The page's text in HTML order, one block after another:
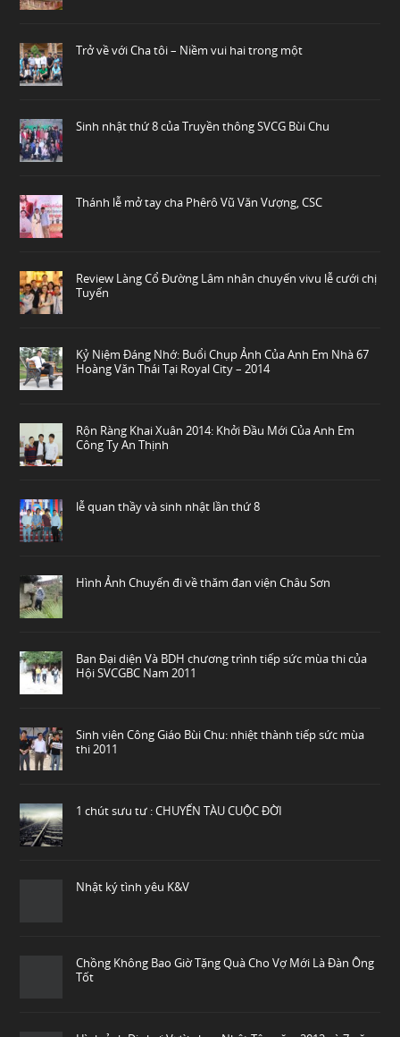
Trở về với Cha tôi – Niềm vui hai trong một
Sinh nhật thứ 8 của Truyền thông SVCG Bùi Chu
Thánh lễ mở tay cha Phêrô Vũ Văn Vượng, CSC
Review Làng Cổ Đường Lâm nhân chuyến vivu lễ cưới chị
Tuyến
Kỷ Niệm Đáng Nhớ: Buổi Chụp Ảnh Của Anh Em Nhà 67
Hoàng Văn Thái Tại Royal City – 2014
Rộn Ràng Khai Xuân 2014: Khởi Đầu Mới Của Anh Em
Công Ty An Thịnh
lễ quan thầy và sinh nhật lần thứ 8
Hình Ảnh Chuyến đi về thăm đan viện Châu Sơn
Ban Đại diện Và BDH chương trình tiếp sức mùa thi của
Hội SVCGBC Nam 2011
Sinh viên Công Giáo Bùi Chu: nhiệt thành tiếp sức mùa
thi 2011
1 chút sưu tư : CHUYẾN TÀU CUỘC ĐỜI
Nhật ký tình yêu K&V
Chồng Không Bao Giờ Tặng Quà Cho Vợ Mới Là Đàn Ông
Tốt